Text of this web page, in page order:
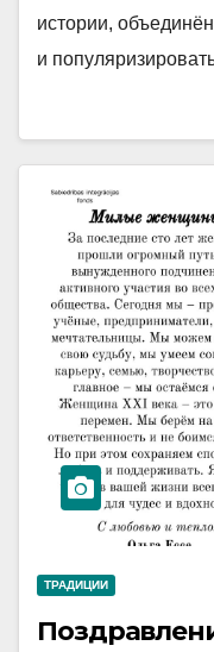
истории,
и
ТРАДИЦИИ